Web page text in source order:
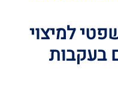
למיצוי
בעקבות